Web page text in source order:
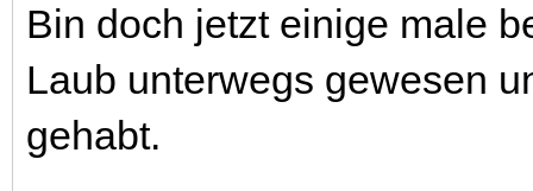
Bin doch jetzt einige male
Laub unterwegs gewesen
gehabt.